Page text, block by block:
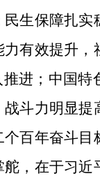
生保障扎
有效提升
进；中国
斗力明显
百年奋斗
，在于习